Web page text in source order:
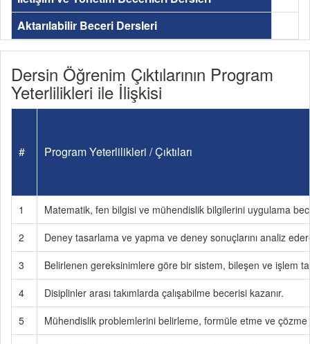
Aktarılabilir Beceri Dersleri
Dersin Öğrenim Çıktılarının Program
Yeterlilikleri ile İlişkisi
# Program Yeterlilikleri / Çıktıları
1
Matematik, fen bilgisi ve mühendislik bilgilerini uygulama
2
Deney tasarlama ve yapma ve deney sonuçlarını analiz
3
Belirlenen gereksinimlere göre bir sistem, bileşen ve işlem
4
Disiplinler arası takımlarda çalışabilme becerisi kazanır.
5
Mühendislik problemlerini belirleme, formüle etme ve çözme